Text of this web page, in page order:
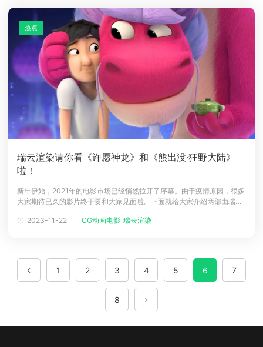
瑞云渲染请你看《许愿神龙》和《熊出没·狂野大陆》
啦！
新年伊始，2021年的电影市场已经悄然拉开了序幕。由于疫情原因，很多
大家期待已久的影片终于要和大家见面啦。下面就给大家介绍两部由瑞云
演/编剧： 克里斯·艾伯翰斯配音： 成龙 / 牛骏峰 / 薇薇安 / 苏柏丽上映日
2023-11-22 CG动画电影 瑞云渲染
热点
1 2 3 4 5 6 7
8